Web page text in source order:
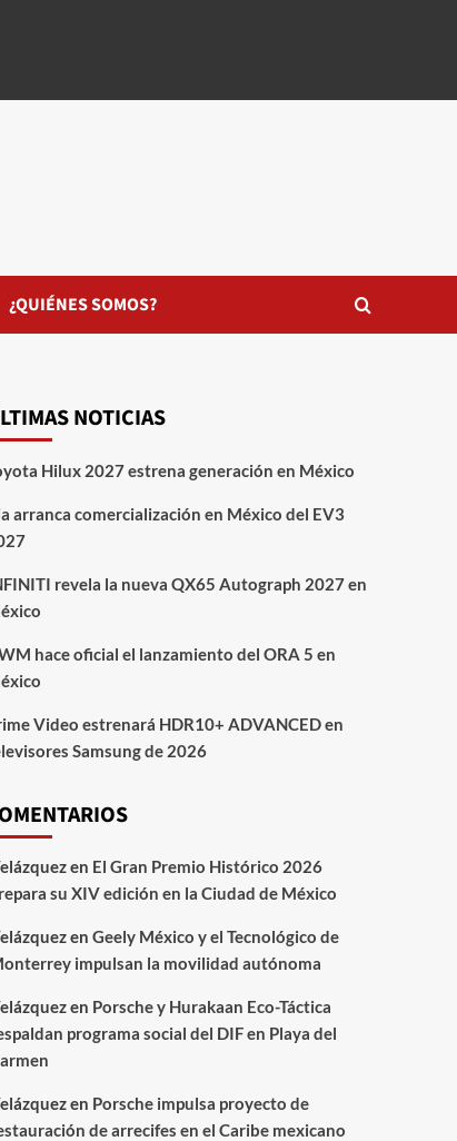
¿QUIÉNES SOMOS?
NOTICIAS
Hilux 2027 estrena generación en México
arranca comercialización en México del EV3
revela la nueva QX65 Autograph 2027 en
hace oficial el lanzamiento del ORA 5 en
Video estrenará HDR10+ ADVANCED en
Samsung de 2026
en El Gran Premio Histórico 2026
su XIV edición en la Ciudad de México
en Geely México y el Tecnológico de
impulsan la movilidad autónoma
en Porsche y Hurakaan Eco-Táctica
programa social del DIF en Playa del
en Porsche impulsa proyecto de
de arrecifes en el Caribe mexicano